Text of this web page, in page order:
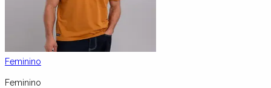
Feminino
Feminino